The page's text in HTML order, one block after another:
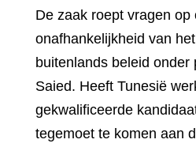
De zaak roept vragen op
onafhankelijkheid van
buitenlands beleid onder
Saied. Heeft Tunesië
gekwalificeerde
tegemoet te komen aan